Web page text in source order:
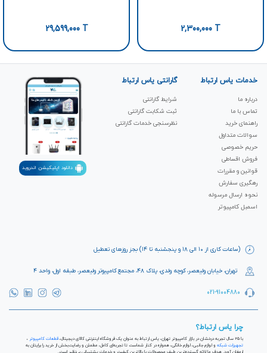
2,300,000 T
29,599,000T
(ساعات کاری از ۱۰ الی ۱۸ و پنجشنبه تا ۱۴) بجز روزهای تعطیل
تهران، خیابان ولیعصر، کوچه ولدی، پلاک ۴۸، مجتمع کامپیوتر ولیعصر، طبقه اول، واحد ۴
021-91004880
خدمات یاس ارتباط
درباره ما
تماس با ما
راهنمای خرید
سوالات متداول
حریم خصوصی
فروش اقساطی
قوانین و مقررات
رهگیری سفارش
نحوه ارسال مرسوله
اسمبل کامپیوتر
گارانتی یاس ارتباط
شرایط گارانتی
ثبت شکابت‌ گارانتی
نظرسنجی خدمات گارانتی
دانلود اپلیکیشن اندروید
چرا یاس ارتباط؟
با ۲۵ سال تجربه درخشان در بازار کامپیوتر تهران، یاس ارتباط به عنوان یک فروشگاه اینترنتی کالای دیجیتال، قطعات کامپیوتر
تجهیزات شبکه
و لوازم جانبی، لوازم خانگی، همواره در کنار شماست تا تجربه‌ای کامل، مطمئن و رضایت‌بخش از خرید را برایتان به